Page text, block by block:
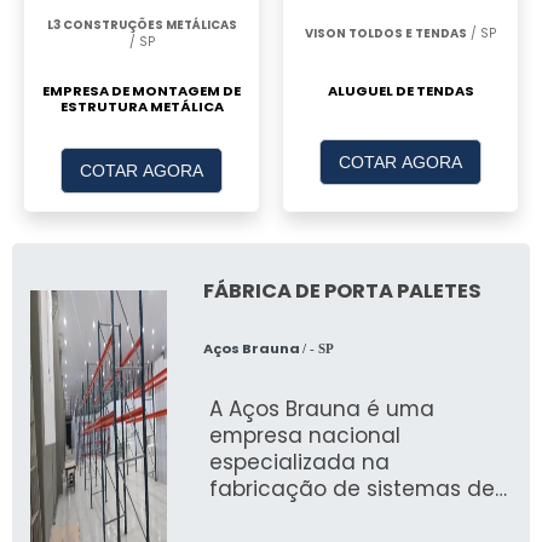
qualquer projeto de marketing.
Tenda Inflável para Eventos e
Promoções
Nossas tendas são ideais para eventos e
promoções, proporcionando um espaço
Uso de Tendas Infláveis em
Propaganda
As tendas infláveis são uma solução eficaz
em propaganda, ajudando a destacar a
empresa em meio à concorrência com um
design inovador.
L3 CONSTRUÇÕES METÁLICAS
/ SP
EMPRESA DE MONTAGEM DE
ESTRUTURA METÁLICA
COTAR AGORA
VISON TOLDOS E TENDAS / SP
ALUGUEL DE TENDAS
COTAR AGORA
FÁBRICA DE PORTA PALETES
Aços Brauna / - SP
A Aços Brauna é uma
empresa nacional
especializada na
fabricação de sistemas de